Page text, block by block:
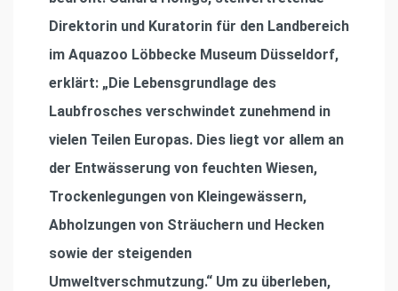
Direktorin und Kuratorin für den Landbereich
im Aquazoo Löbbecke Museum Düsseldorf,
erklärt: „Die Lebensgrundlage des
Laubfrosches verschwindet zunehmend in
vielen Teilen Europas. Dies liegt vor allem an
der Entwässerung von feuchten Wiesen,
Trockenlegungen von Kleingewässern,
Abholzungen von Sträuchern und Hecken
sowie der steigenden
Umweltverschmutzung.“ Um zu überleben,